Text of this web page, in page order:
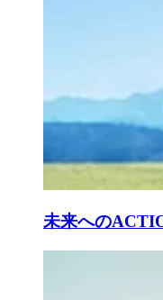
未来への